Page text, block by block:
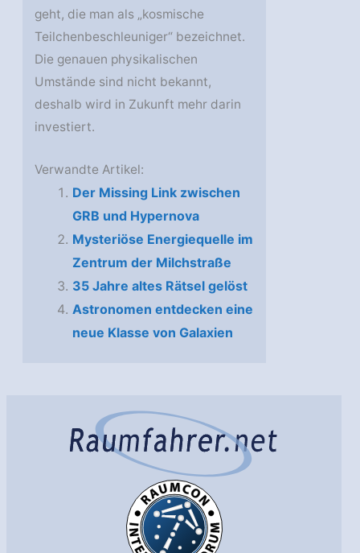
geht, die man als „kosmische
Teilchenbeschleuniger“ bezeichnet.
Die genauen physikalischen
Umstände sind nicht bekannt,
deshalb wird in Zukunft mehr darin
investiert.
Verwandte Artikel:
Der Missing Link zwischen
GRB und Hypernova
Mysteriöse Energiequelle im
Zentrum der Milchstraße
35 Jahre altes Rätsel gelöst
Astronomen entdecken eine
neue Klasse von Galaxien